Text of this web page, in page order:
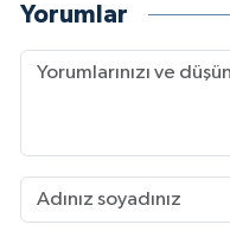
Yorumlar